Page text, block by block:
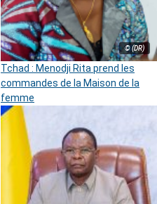
© (DR)
Tchad : Menodji Rita prend les
commandes de la Maison de la
femme